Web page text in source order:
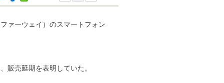
ァーウェイ）のスマートフォン
販売延期を表明していた。